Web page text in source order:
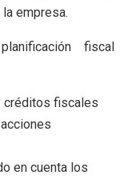
empresa.
fiscal
créditos fiscales
en cuenta los